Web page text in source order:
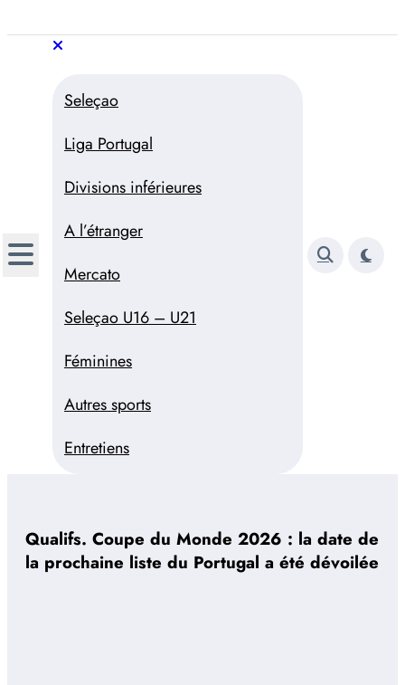
au
Trivela
L'actualité du football portugais
Seleçao
Liga Portugal
Divisions inférieures
A l’étranger
Mercato
Seleçao U16 – U21
Féminines
Autres sports
Entretiens
Qualifs. Coupe du Monde 2026 : la date de
la prochaine liste du Portugal a été dévoilée